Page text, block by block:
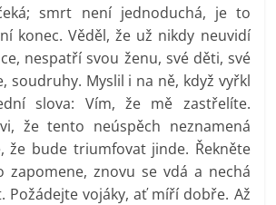
smrt není jednoduchá, je to
konec. Věděl, že už nikdy neuvidí
nespatří svou ženu, své děti, své
soudruhy. Myslil i na ně, když vyřkl
slova: Vím, že mě zastřelíte.
že tento neúspěch neznamená
že bude triumfovat jinde. Řekněte
zapomene, znovu se vdá a nechá
Požádejte vojáky, ať míří dobře. Až